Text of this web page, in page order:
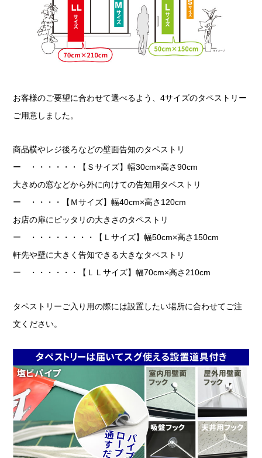
お客様のご要望に合わせて選べるよう、4サイズのタペストリー
ご用意しました。
商品横やレジ後ろなどの壁面告知のタペストリ
ー ・・・・・・【Ｓサイズ】幅30cm×高さ90cm
大きめの窓などから外に向けての告知用タペストリ
ー ・・・・【Ｍサイズ】幅40cm×高さ120cm
お店の扉にピッタリの大きさのタペストリ
ー ・・・・・・・・【Ｌサイズ】幅50cm×高さ150cm
軒先や壁に大きく告知できる大きなタペストリ
ー ・・・・・・【ＬＬサイズ】幅70cm×高さ210cm
タペストリーご入り用の際には設置したい場所に合わせてご注
文ください。